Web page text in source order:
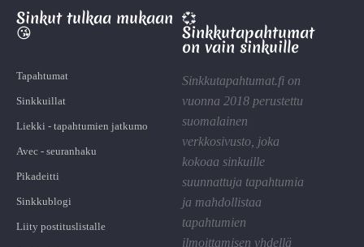
Sinkut tulkaa mukaan
😘
Tapahtumat
Sinkkuillat
Liekki - tapahtumien jatkumo
Avec - seuranhaku
Pikadeitti
Sinkkublogi
Liity postituslistalle
💞
Sinkkutapahtumat
on vain sinkuille
Sinkkutapahtumat.fi on
vuonna 2018 perustettu
suomalainen
verkkosivusto, joka
kokoaa sinkuille
suunnattuja tapahtumia
ja mahdollistaa
tapahtumien
ilmoittamisen yhdellä